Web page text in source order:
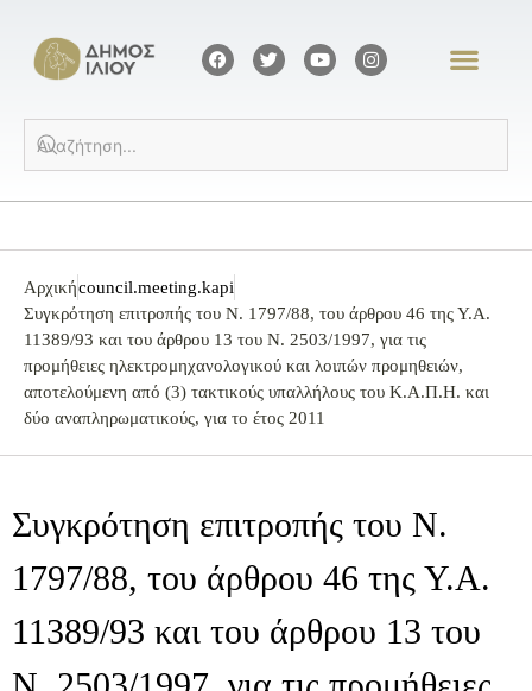
Αρχικήcouncil.meeting.kapi
Συγκρότηση επιτροπής του Ν. 1797/88, του άρθρου 46 της Υ.Α.
11389/93 και του άρθρου 13 του Ν. 2503/1997, για τις
προμήθειες ηλεκτρομηχανολογικού και λοιπών προμηθειών,
αποτελούμενη από (3) τακτικούς υπαλλήλους του Κ.Α.Π.Η. και
δύο αναπληρωματικούς, για το έτος 2011
Συγκρότηση επιτροπής του Ν.
1797/88, του άρθρου 46 της Υ.Α.
11389/93 και του άρθρου 13 του